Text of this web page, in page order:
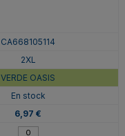
CA668105114
2XL
VERDE OASIS
En stock
6,97 €